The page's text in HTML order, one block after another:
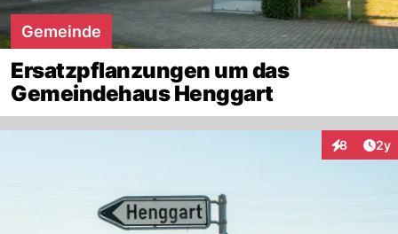
Gemeinde
Ersatzpflanzungen um das
Gemeindehaus Henggart
8 2y